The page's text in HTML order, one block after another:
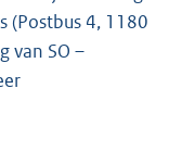
(Postbus 4, 1180
van SO –